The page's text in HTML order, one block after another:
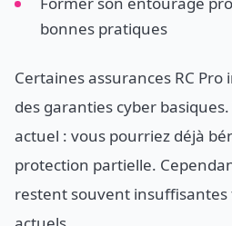
bonnes pratiques
Certaines assurances RC
des garanties cyber
actuel : vous pourriez déjà
protection partielle.
restent souvent